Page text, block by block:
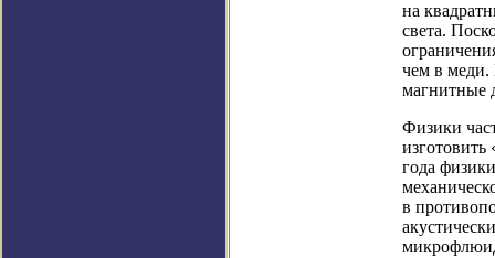
на
света.
чем в меди.
магнитные
Физики
года
в